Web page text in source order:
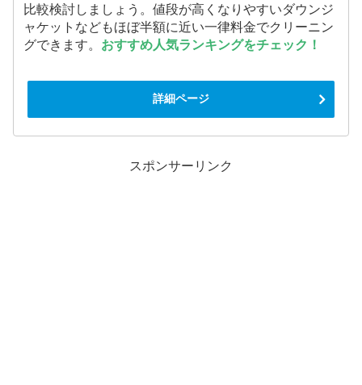
比較検討しましょう。値段が高くなりやすいダウンジ
ャケットなどもほぼ半額に近い一律料金でクリーニン
グできます。 おすすめ人気ランキングをチェック！
詳細ページ
スポンサーリンク